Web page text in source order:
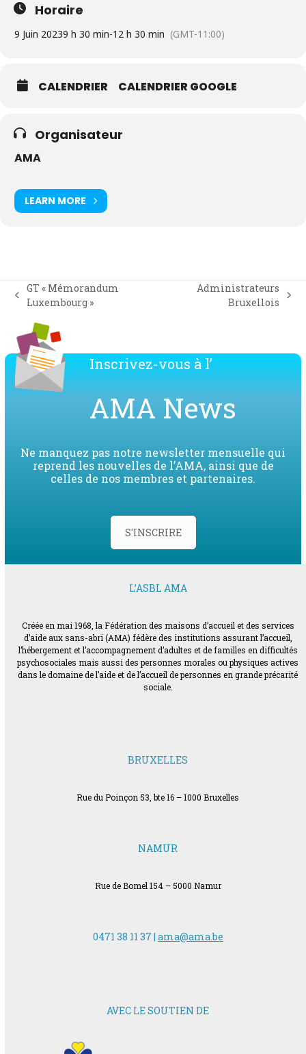
Horaire
9 Juin 20239 h 30 min-12 h 30 min (GMT-11:00)
CALENDRIER CALENDRIER GOOGLE
Organisateur
AMA
LEARN MORE
previous
GT « Mémorandum
Luxembourg »
Administrateurs
Bruxellois
Inscrivez-vous à l’
AMA News
Ne manquez pas notre newsletter mensuelle qui
reprend les nouvelles de l’AMA, ainsi que de
celles de nos membres et partenaires.
S'INSCRIRE
L’ASBL AMA
Créée en mai 1968, la Fédération des maisons d’accueil et des services
d’aide aux sans-abri (AMA) fédère des institutions assurant l’accueil,
l’hébergement et l’accompagnement d’adultes et de familles en difficultés
psychosociales mais aussi des personnes morales ou physiques actives
dans le domaine de l’aide et de l’accueil de personnes en grande précarité
sociale.
BRUXELLES
Rue du Poinçon 53, bte 16 – 1000 Bruxelles
NAMUR
Rue de Bomel 154 – 5000 Namur
0471 38 11 37 | ama@ama.be
AVEC LE SOUTIEN DE